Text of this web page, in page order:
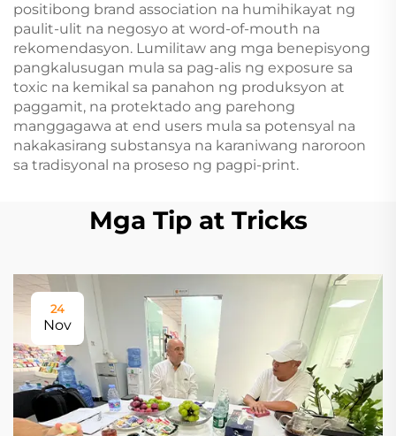
positibong brand association na humihikayat ng
paulit-ulit na negosyo at word-of-mouth na
rekomendasyon. Lumilitaw ang mga benepisyong
pangkalusugan mula sa pag-alis ng exposure sa
toxic na kemikal sa panahon ng produksyon at
paggamit, na protektado ang parehong
manggagawa at end users mula sa potensyal na
nakakasirang substansya na karaniwang naroroon
sa tradisyonal na proseso ng pagpi-print.
Mga Tip at Tricks
24
Nov